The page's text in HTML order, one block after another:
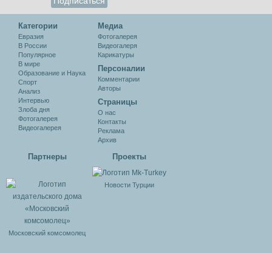
Категории
Евразия
В России
Популярное
В мире
Образование и Наука
Спорт
Анализ
Интервью
Злоба дня
Фотогалерея
Видеогалерея
Медиа
Фотогалерея
Видеогалеря
Карикатуры
Персоналии
Комментарии
Авторы
Cтраницы
О нас
Контакты
Реклама
Архив
Партнеры
Московский комсомолец
Проекты
Новости Турции